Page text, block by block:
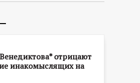
отрицают
инакомыслящих на